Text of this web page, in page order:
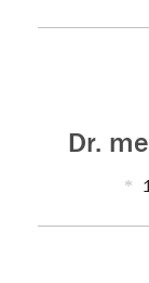
Dr.